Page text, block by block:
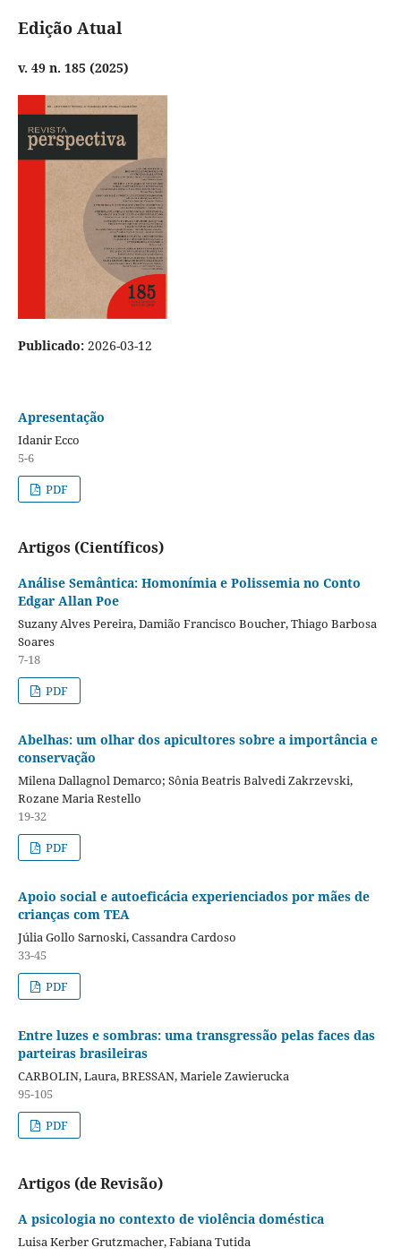
Edição Atual
v. 49 n. 185 (2025)
Publicado: 2026-03-12
Apresentação
Idanir Ecco
5-6
PDF
Artigos (Científicos)
Análise Semântica: Homonímia e Polissemia no Conto
Edgar Allan Poe
Suzany Alves Pereira, Damião Francisco Boucher, Thiago Barbosa
Soares
7-18
PDF
Abelhas: um olhar dos apicultores sobre a importância e
conservação
Milena Dallagnol Demarco; Sônia Beatris Balvedi Zakrzevski,
Rozane Maria Restello
19-32
PDF
Apoio social e autoeficácia experienciados por mães de
crianças com TEA
Júlia Gollo Sarnoski, Cassandra Cardoso
33-45
PDF
Entre luzes e sombras: uma transgressão pelas faces das
parteiras brasileiras
CARBOLIN, Laura, BRESSAN, Mariele Zawierucka
95-105
PDF
Artigos (de Revisão)
A psicologia no contexto de violência doméstica
Luisa Kerber Grutzmacher, Fabiana Tutida